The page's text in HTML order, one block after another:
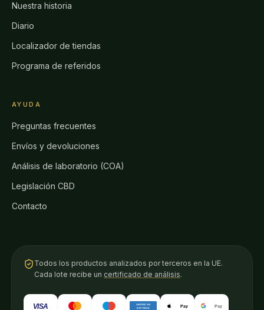
Nuestra historia
Diario
Localizador de tiendas
Programa de referidos
AYUDA
Preguntas frecuentes
Envíos y devoluciones
Análisis de laboratorio (COA)
Legislación CBD
Contacto
Todos los productos analizados por terceros en la UE.
Cada lote recibe un certificado de análisis.
VISA AMERICAN
EXPRESS Pay Pay